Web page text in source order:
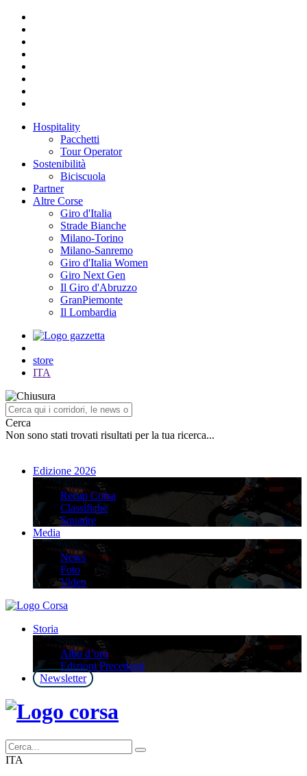
Hospitality
Pacchetti
Tour Operator
Sostenibilità
Biciscuola
Partner
Altre Corse
Giro d'Italia
Strade Bianche
Milano-Torino
Milano-Sanremo
Giro d'Italia Women
Giro Next Gen
Il Giro d'Abruzzo
GranPiemonte
Il Lombardia
store
ITA
Cerca
Non sono stati trovati risultati per la tua ricerca...
Edizione 2026
Edizione 2026
Recap Corsa
Classifiche
Squadre
Media
Media
News
Foto
Video
Storia
Storia
Albo d’oro
Edizioni Precedenti
Newsletter
ITA